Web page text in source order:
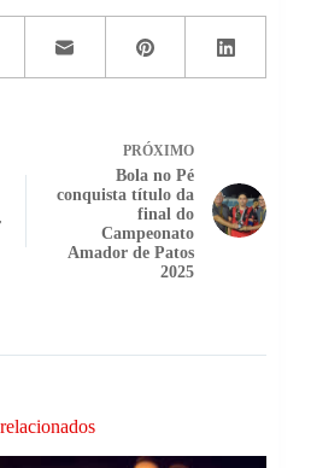
PRÓXIMO
Bola no Pé
conquista título da
final do
Campeonato
Amador de Patos
2025